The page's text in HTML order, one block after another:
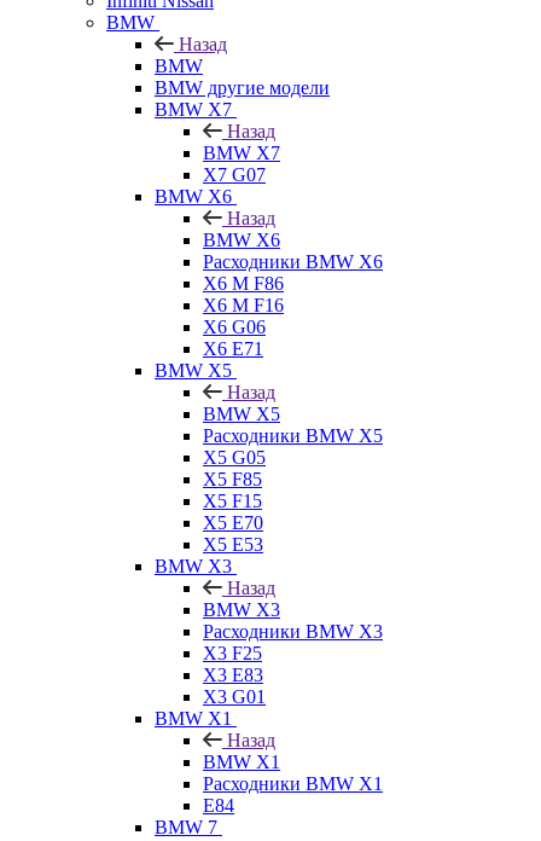
BMW
Назад
BMW
BMW другие модели
BMW X7
Назад
BMW X7
X7 G07
BMW X6
Назад
BMW X6
Расходники BMW X6
X6 M F86
X6 M F16
X6 G06
X6 E71
BMW X5
Назад
BMW X5
Расходники BMW X5
X5 G05
X5 F85
X5 F15
X5 E70
X5 E53
BMW X3
Назад
BMW X3
Расходники BMW X3
X3 F25
X3 E83
X3 G01
BMW X1
Назад
BMW X1
Расходники BMW X1
E84
BMW 7